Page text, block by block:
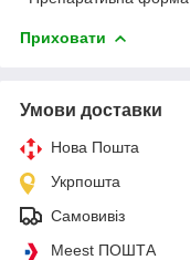
Приховати
Умови доставки
Нова Пошта
Укрпошта
Самовивіз
Meest ПОШТА